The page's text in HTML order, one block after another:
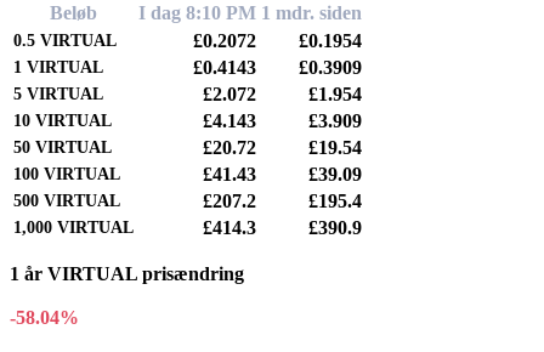
Beløb I dag 8:10 PM 1 mdr. siden
0.5 VIRTUAL £0.2072 £0.1954
1 VIRTUAL £0.4143 £0.3909
5 VIRTUAL £2.072 £1.954
10 VIRTUAL £4.143 £3.909
50 VIRTUAL £20.72 £19.54
100 VIRTUAL £41.43 £39.09
500 VIRTUAL £207.2 £195.4
1,000 VIRTUAL £414.3 £390.9
1 år VIRTUAL prisændring
-58.04%